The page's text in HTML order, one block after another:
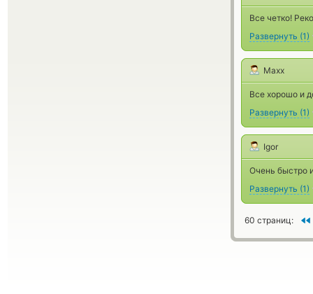
Все четко!
Развернуть (1)
Maxx
Все хорошо и
Развернуть (1)
Igor
Очень быстро
Развернуть (1)
60 страниц: